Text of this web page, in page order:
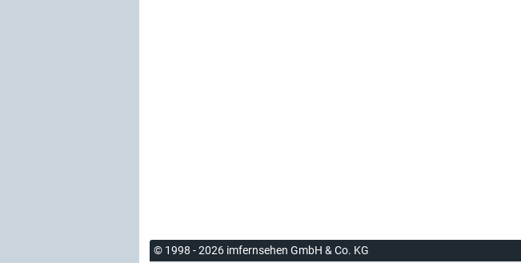
© 1998 - 2026 imfernsehen GmbH & Co. KG